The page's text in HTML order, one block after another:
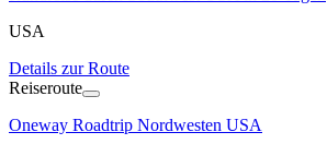
USA
Details zur Route
Reiseroute
Oneway Roadtrip Nordwesten USA